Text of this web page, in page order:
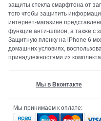
защиты стекла смарфтона от
того чтобы защитить
интернет-магазине
функцие анти-шпион, а также с
Защитную пленку на iPhone 6
домашних условиях,
принадлежностями из
Мы в Вконтакте
Мы принимаем к оплате: